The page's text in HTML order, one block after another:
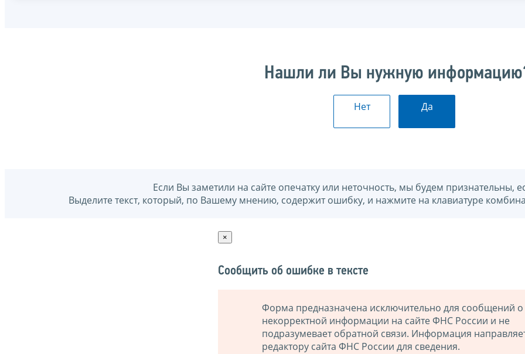
Нашли ли Вы нужную
Нет Да
Если Вы заметили на сайте опечатку или неточность, мы будем признательны,
Выделите текст, который, по Вашему мнению, содержит ошибку, и нажмите на клавиатуре
×
Сообщить об ошибке в тексте
Форма предназначена исключительно для сообщений о
некорректной информации на сайте ФНС России и не
подразумевает обратной связи. Информация
редактору сайта ФНС России для сведения.